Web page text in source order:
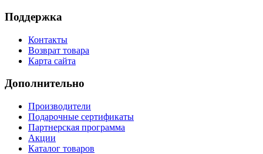
Поддержка
Контакты
Возврат товара
Карта сайта
Дополнительно
Производители
Подарочные сертификаты
Партнерская программа
Акции
Каталог товаров